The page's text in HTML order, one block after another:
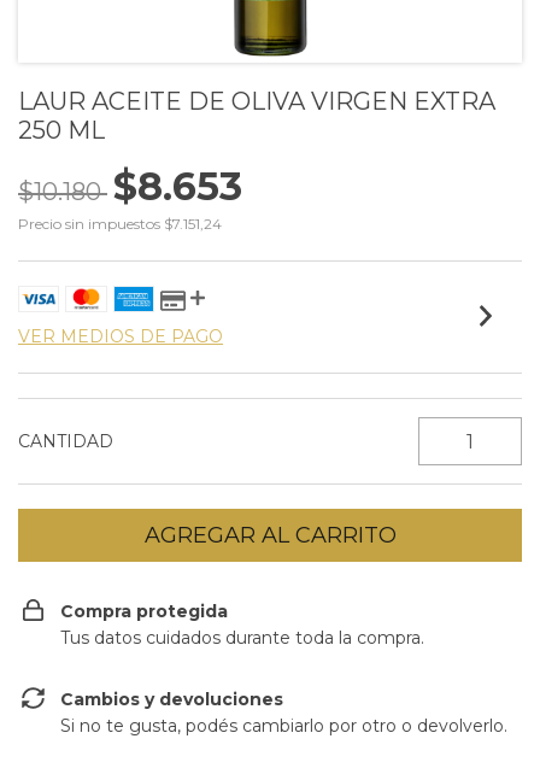
LAUR ACEITE DE OLIVA VIRGEN EXTRA
250 ML
$10.180 $8.653
Precio sin impuestos $7.151,24
VER MEDIOS DE PAGO
CANTIDAD
Compra protegida
Tus datos cuidados durante toda la compra.
Cambios y devoluciones
Si no te gusta, podés cambiarlo por otro o devolverlo.